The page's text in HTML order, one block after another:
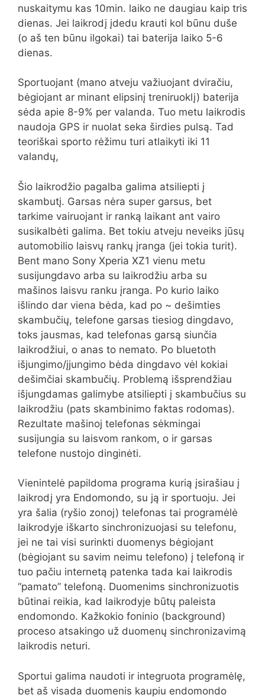
nuskaitymu kas 10min. laiko ne daugiau kaip tris
dienas. Jei laikrodį įdedu krauti kol būnu duše
(o aš ten būnu ilgokai) tai baterija laiko 5-6
dienas.
Sportuojant (mano atveju važiuojant dviračiu,
bėgiojant ar minant elipsinį treniruoklį) baterija
sėda apie 8-9% per valanda. Tuo metu laikrodis
naudoja GPS ir nuolat seka širdies pulsą. Tad
teoriškai sporto rėžimu turi atlaikyti iki 11
valandų,
Šio laikrodžio pagalba galima atsiliepti į
skambutį. Garsas nėra super garsus, bet
tarkime vairuojant ir ranką laikant ant vairo
susikalbėti galima. Bet tokiu atveju neveiks jūsų
automobilio laisvų rankų įranga (jei tokia turit).
Bent mano Sony Xperia XZ1 vienu metu
susijungdavo arba su laikrodžiu arba su
mašinos laisvu ranku įranga. Po kurio laiko
išlindo dar viena bėda, kad po ~ dešimties
skambučių, telefone garsas tiesiog dingdavo,
toks jausmas, kad telefonas garsą siunčia
laikrodžiui, o anas to nemato. Po bluetoth
išjungimo/įjungimo bėda dingdavo vėl kokiai
dešimčiai skambučių. Problemą išsprendžiau
išjungdamas galimybe atsiliepti į skambučius su
laikrodžiu (pats skambinimo faktas rodomas).
Rezultate mašinoj telefonas sėkmingai
susijungia su laisvom rankom, o ir garsas
telefone nustojo dinginėti.
Vienintelė papildoma programa kurią įsirašiau į
laikrodį yra Endomondo, su ją ir sportuoju. Jei
yra šalia (ryšio zonoj) telefonas tai programėlė
laikrodyje iškarto sinchronizuojasi su telefonu,
jei ne tai visi surinkti duomenys bėgiojant
(bėgiojant su savim neimu telefono) į telefoną ir
tuo pačiu internetą patenka tada kai laikrodis
“pamato” telefoną. Duomenims sinchronizuotis
būtinai reikia, kad laikrodyje būtų paleista
endomondo. Kažkokio foninio (background)
proceso atsakingo už duomenų sinchronizavimą
laikrodis neturi.
Sportui galima naudoti ir integruota programėlę,
bet aš visada duomenis kaupiu endomondo